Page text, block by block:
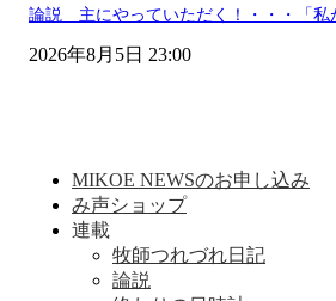
論説 主にやっていただく！・・・「私
2026年8月5日 23:00
MIKOE NEWSのお申し込み
み声ショップ
連載
牧師つれづれ日記
論説